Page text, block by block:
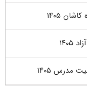
۱۴۰۵
مدرس ۱۴۰۵